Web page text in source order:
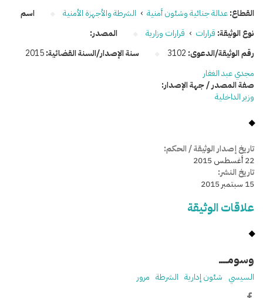
القطاع:عدالة جنائية وشئون أمنية › الشرطة والأجهزة الأمنية
نوع الوثيقة: قرارات › قرارات وزارية
رقم الوثيقة/الدعوى: 3102 سنة الإصدار/السنة القضائية:2015
اسم
المصدر:
مجدي عبد الغفار
صفة المصدر / جهة الإصدار:
وزير الداخلية
تاريخ إصدار الوثيقة / الحكم:
22 أغسطس 2015
تاريخ النشر:
15 سبتمبر 2015
علاقات الوثيقة
وسومـــــ
السيسي شئون إدارية الشرطة مرور